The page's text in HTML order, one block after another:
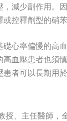
減少副作用。
控釋劑型的硝苯
心率偏慢的高
血壓患者也須
者可以長期用
、主任醫師，